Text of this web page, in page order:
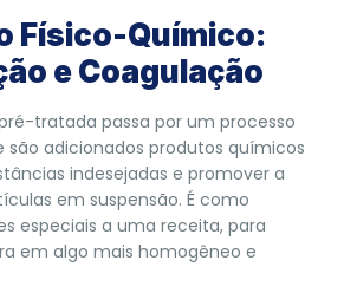
Físico-Químico:
e Coagulação
tratada passa por um processo
adicionados produtos químicos
indesejadas e promover a
em suspensão. É como
especiais a uma receita, para
em algo mais homogêneo e